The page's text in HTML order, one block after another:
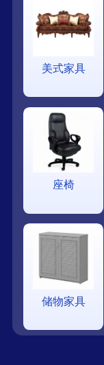
美式家具
座椅
储物家具